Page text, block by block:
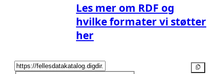
Les mer om RDF og
hvilke formater vi støtter
her